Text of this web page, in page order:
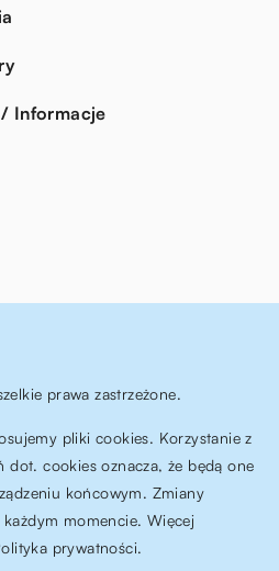
Informacje
prawa zastrzeżone.
pliki cookies. Korzystanie z
dot. cookies oznacza, że będą one
końcowym. Zmiany
momencie. Więcej
prywatności.